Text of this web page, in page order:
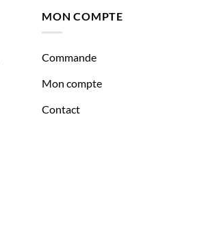
MON COMPTE
Commande
Mon compte
Contact